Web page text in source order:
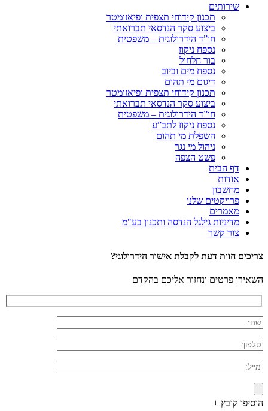
שירותים
תכנון קידוחי תצפית ופיאזומטר
ביצוע סקר הנדסאי תברואתי
חו”ד הידרולוגית – משפטית
נספח ניקוז
בור חלחול
נספח מים וביוב
דיגום מי תהום
תכנון קידוחי תצפית ופיאזומטר
ביצוע סקר הנדסאי תברואתי
חו”ד הידרולוגית – משפטית
נספח ניקוז לתב”ע
השפלת מי תהום
ניהול מי נגר
פשט הצפה
דף הבית
אודות
מחשבון
פרויקטים שלנו
מאמרים
מדיניות גילגל הנדסה ותכנון בע"מ
צור קשר
צריכים חוות דעת לקבלת אישור הידרולוגי?
השאירו פרטים ונחזור אליכם בהקדם
הוסיפו קובץ +